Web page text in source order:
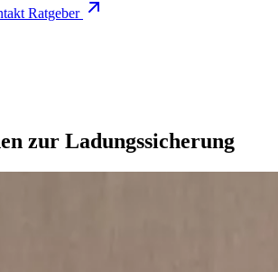
Ratgeber
zur Ladungssicherung